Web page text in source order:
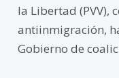
la Libertad (PVV),
antiinmigración,
Gobierno de